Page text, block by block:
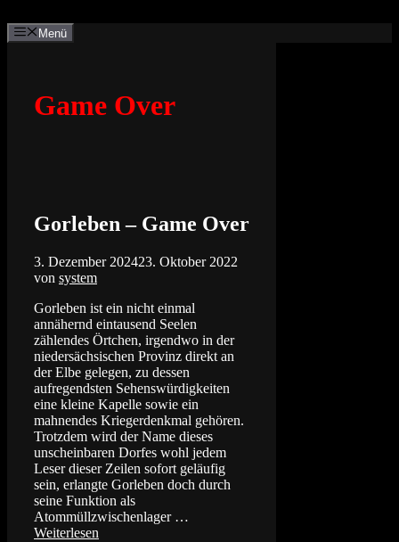
Inhalt
springen
Menü
Game Over
Gorleben – Game Over
3. Dezember 202423. Oktober 2022
von system
Gorleben ist ein nicht einmal
annähernd eintausend Seelen
zählendes Örtchen, irgendwo in der
niedersächsischen Provinz direkt an
der Elbe gelegen, zu dessen
aufregendsten Sehenswürdigkeiten
eine kleine Kapelle sowie ein
mahnendes Kriegerdenkmal gehören.
Trotzdem wird der Name dieses
unscheinbaren Dorfes wohl jedem
Leser dieser Zeilen sofort geläufig
sein, erlangte Gorleben doch durch
seine Funktion als
Atommüllzwischenlager …
Weiterlesen